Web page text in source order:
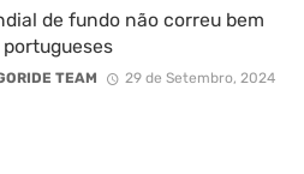
de fundo não correu bem
portugueses
TEAM 29 de Setembro, 2024